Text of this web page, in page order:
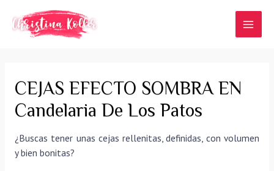
contenido
CEJAS EFECTO SOMBRA EN
Candelaria De Los Patos
¿Buscas tener unas cejas rellenitas, definidas, con volumen
y bien bonitas?